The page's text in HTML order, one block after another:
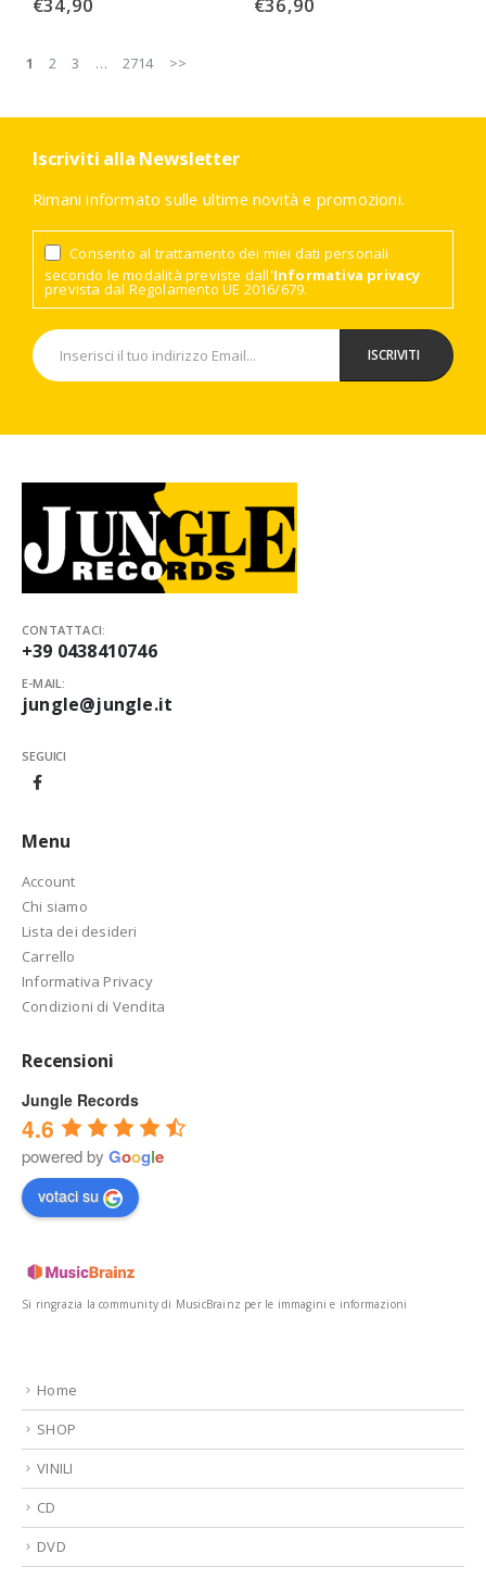
MUSIC CULTURE 1970-1979
€34,90 €36,90
1 2 3 … 2714 >>
Iscriviti alla Newsletter
Rimani informato sulle ultime novità e promozioni.
Consento al trattamento dei miei dati personali
secondo le modalità previste dall'Informativa privacy
prevista dal Regolamento UE 2016/679.
CONTATTACI:
+39 0438410746
E-MAIL:
jungle@jungle.it
SEGUICI
Menu
Account
Chi siamo
Lista dei desideri
Carrello
Informativa Privacy
Condizioni di Vendita
Recensioni
Jungle Records
4.6
powered by Google
votaci su
Si ringrazia la community di MusicBrainz per le immagini e informazioni
Home
SHOP
VINILI
CD
DVD